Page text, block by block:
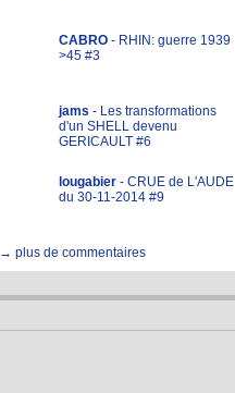
CABRO - RHIN: guerre 1939
>45 #3
jams - Les transformations
d'un SHELL devenu
GERICAULT #6
lougabier - CRUE de L'AUDE
du 30-11-2014 #9
→ plus de commentaires